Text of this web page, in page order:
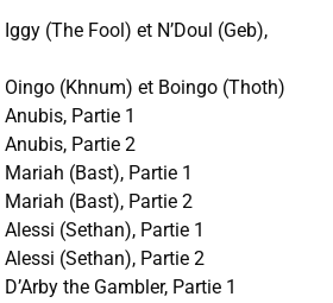
Iggy (The Fool) et N’Doul (Geb),
Oingo (Khnum) et Boingo (Thoth)
Anubis, Partie 1
Anubis, Partie 2
Mariah (Bast), Partie 1
Mariah (Bast), Partie 2
Alessi (Sethan), Partie 1
Alessi (Sethan), Partie 2
D’Arby the Gambler, Partie 1